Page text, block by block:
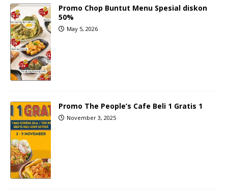
Promo Chop Buntut Menu Spesial diskon
50%
May 5, 2026
Promo The People’s Cafe Beli 1 Gratis 1
November 3, 2025